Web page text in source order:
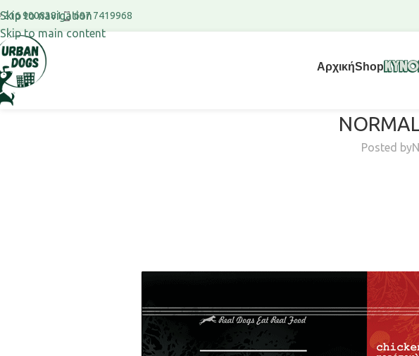
Skip to navigation
Skip to main content
216 9008381 697 7419968
ΑρχικήShop
Posted by